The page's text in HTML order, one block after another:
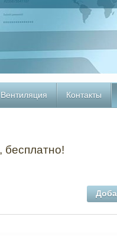
Вентиляция Контакты
бесплатно!